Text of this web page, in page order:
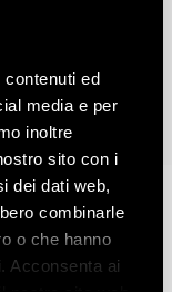
ed
media e per
inoltre
sito con i
dei dati web,
combinarle
o che hanno
Acconsenta ai